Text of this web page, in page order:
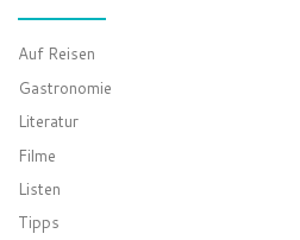
Auf Reisen
Gastronomie
Literatur
Filme
Listen
Tipps